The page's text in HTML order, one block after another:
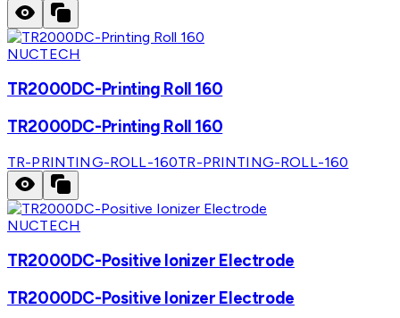
NUCTECH
TR2000DC-Printing Roll 160
TR2000DC-Printing Roll 160
TR-PRINTING-ROLL-160TR-PRINTING-ROLL-160
NUCTECH
TR2000DC-Positive Ionizer Electrode
TR2000DC-Positive Ionizer Electrode